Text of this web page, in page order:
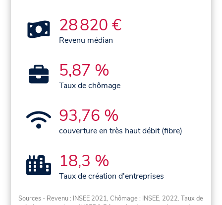
28 820 €
Revenu médian
5,87 %
Taux de chômage
93,76 %
couverture en très haut débit (fibre)
18,3 %
Taux de création d'entreprises
Sources - Revenu : INSEE 2021, Chômage : INSEE, 2022. Taux de